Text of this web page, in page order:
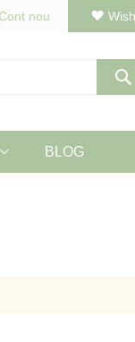
Cont nou
BLOG